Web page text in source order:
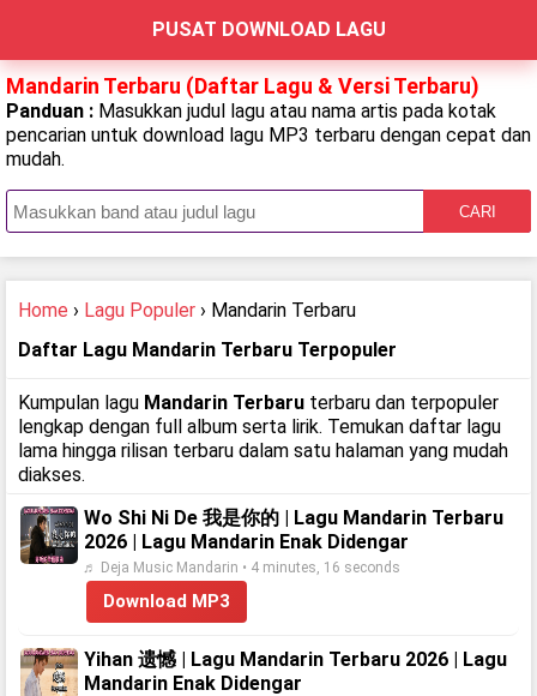
PUSAT DOWNLOAD LAGU
Mandarin Terbaru (Daftar Lagu & Versi Terbaru)
Panduan : Masukkan judul lagu atau nama artis pada kotak
pencarian untuk download lagu MP3 terbaru dengan cepat dan
mudah.
CARI
Home › Lagu Populer › Mandarin Terbaru
Daftar Lagu Mandarin Terbaru Terpopuler
Kumpulan lagu Mandarin Terbaru terbaru dan terpopuler
lengkap dengan full album serta lirik. Temukan daftar lagu
lama hingga rilisan terbaru dalam satu halaman yang mudah
diakses.
Wo Shi Ni De 我是你的 | Lagu Mandarin Terbaru
2026 | Lagu Mandarin Enak Didengar
♬ Deja Music Mandarin • 4 minutes, 16 seconds
Download MP3
Yihan 遗憾 | Lagu Mandarin Terbaru 2026 | Lagu
Mandarin Enak Didengar